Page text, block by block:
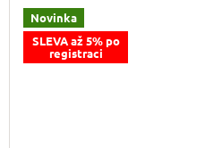
Novinka
SLEVA až 5% po
registraci